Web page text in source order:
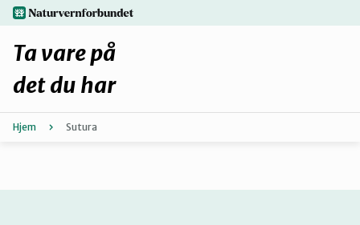
Hopp
til
hovedinnhold
naturvernforbundet.no
Ta vare på
det du har
Hjem Sutura